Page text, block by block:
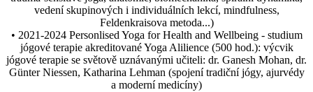
vedení skupinových i individuálních lekcí, mindfulness,
Feldenkraisova metoda...)
• 2021-2024 Personlised Yoga for Health and Wellbeing - studium
jógové terapie akreditované Yoga Alilience (500 hod.): výcvik
jógové terapie se světově uznávanými učiteli: dr. Ganesh Mohan, dr.
Günter Niessen, Katharina Lehman (spojení tradiční jógy, ajurvédy
a moderní medicíny)